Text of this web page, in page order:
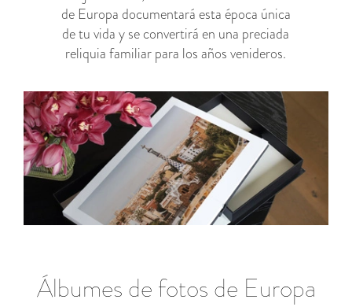
de Europa documentará esta época única
de tu vida y se convertirá en una preciada
reliquia familiar para los años venideros.
Álbumes de fotos de Europa